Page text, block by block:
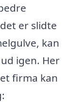
er slidte
kan
igen. Her
firma kan